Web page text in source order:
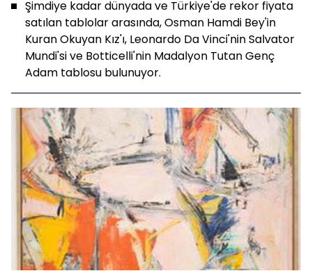
Şimdiye kadar dünyada ve Türkiye'de rekor fiyata
satılan tablolar arasında, Osman Hamdi Bey'in
Kuran Okuyan Kız'ı, Leonardo Da Vinci'nin Salvator
Mundi'si ve Botticelli'nin Madalyon Tutan Genç
Adam tablosu bulunuyor.